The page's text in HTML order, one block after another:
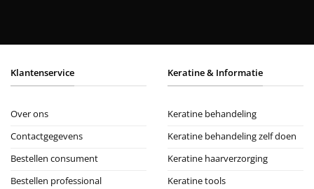
Klantenservice
Over ons
Contactgegevens
Bestellen consument
Bestellen professional
Keratine & Informatie
Keratine behandeling
Keratine behandeling zelf doen
Keratine haarverzorging
Keratine tools